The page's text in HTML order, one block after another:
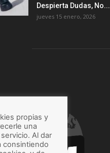
Despierta Dudas, No...
jueves 15 enero, 2026
propias y
una
Al dar
consintiendo